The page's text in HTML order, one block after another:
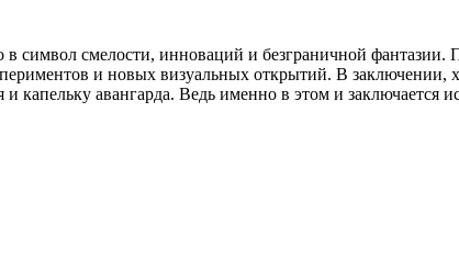
символ смелости, инноваций и безграничной фантазии.
и новых визуальных открытий. В заключении,
капельку авангарда. Ведь именно в этом и заключается